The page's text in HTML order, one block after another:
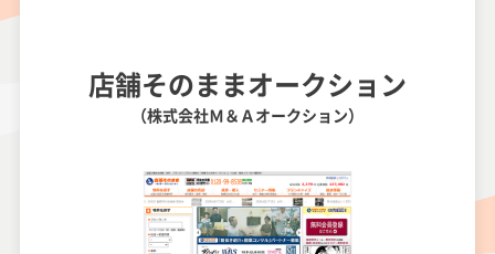
店舗そのままオークション
（株式会社Ｍ＆Ａオークション）